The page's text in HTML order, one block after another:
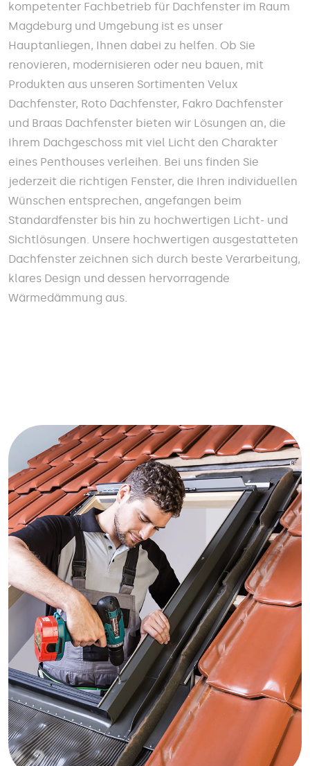
kompetenter Fachbetrieb für Dachfenster im Raum
Magdeburg und Umgebung ist es unser
Hauptanliegen, Ihnen dabei zu helfen. Ob Sie
renovieren, modernisieren oder neu bauen, mit
Produkten aus unseren Sortimenten Velux
Dachfenster, Roto Dachfenster, Fakro Dachfenster
und Braas Dachfenster bieten wir Lösungen an, die
Ihrem Dachgeschoss mit viel Licht den Charakter
eines Penthouses verleihen. Bei uns finden Sie
jederzeit die richtigen Fenster, die Ihren individuellen
Wünschen entsprechen, angefangen beim
Standardfenster bis hin zu hochwertigen Licht- und
Sichtlösungen. Unsere hochwertigen ausgestatteten
Dachfenster zeichnen sich durch beste Verarbeitung,
klares Design und dessen hervorragende
Wärmedämmung aus.